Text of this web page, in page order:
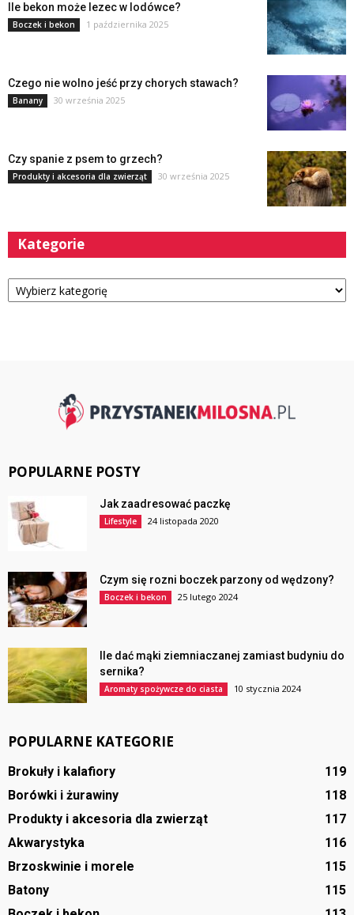
Ile bekon może lezec w lodówce?
Boczek i bekon 1 października 2025
Czego nie wolno jeść przy chorych stawach?
Banany 30 września 2025
Czy spanie z psem to grzech?
Produkty i akcesoria dla zwierząt 30 września 2025
Kategorie
Kategorie
POPULARNE POSTY
Jak zaadresować paczkę
Lifestyle 24 listopada 2020
Czym się rozni boczek parzony od wędzony?
Boczek i bekon 25 lutego 2024
Ile dać mąki ziemniaczanej zamiast budyniu do
sernika?
Aromaty spożywcze do ciasta 10 stycznia 2024
POPULARNE KATEGORIE
Brokuły i kalafiory
119
Borówki i żurawiny
118
Produkty i akcesoria dla zwierząt
117
Akwarystyka
116
Brzoskwinie i morele
115
Batony
115